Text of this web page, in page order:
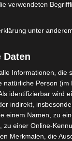
verwendeten
unter
Daten
Informationen, die
natürliche Person (im
identifizierbar wird
indirekt,
einem Namen, zu
zu einer Online-
Merkmalen, die